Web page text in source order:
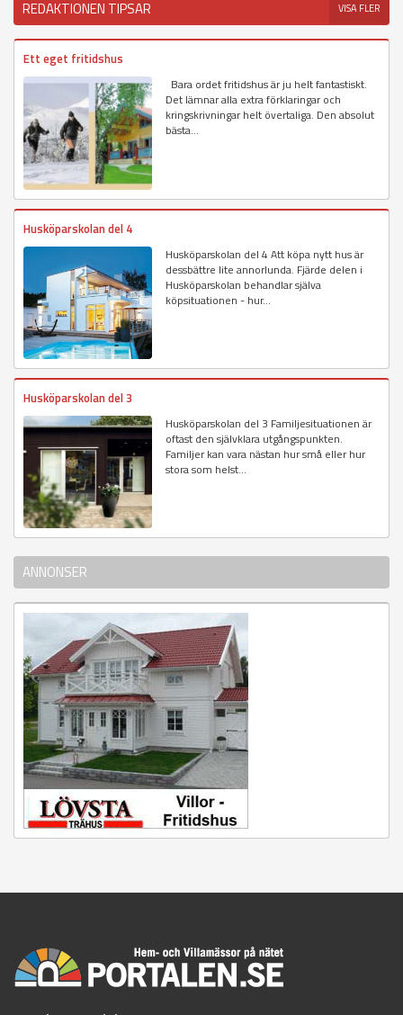
REDAKTIONEN TIPSAR VISA FLER
Ett eget fritidshus
Bara ordet fritidshus är ju helt fantastiskt.
Det lämnar alla extra förklaringar och
kringskrivningar helt övertaliga. Den absolut
bästa...
Husköparskolan del 4
Husköparskolan del 4 Att köpa nytt hus är
dessbättre lite annorlunda. Fjärde delen i
Husköparskolan behandlar själva
köpsituationen - hur...
Husköparskolan del 3
Husköparskolan del 3 Familjesituationen är
oftast den självklara utgångspunkten.
Familjer kan vara nästan hur små eller hur
stora som helst...
ANNONSER